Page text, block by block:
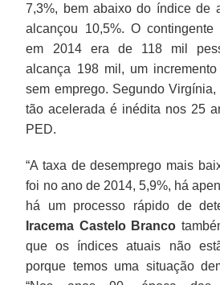
7,3%, bem abaixo do índice de
alcançou 10,5%. O contingente
em 2014 era de 118 mil
alcança 198 mil, um
sem emprego. Segundo
tão acelerada é inédita nos 25
PED.
“A taxa de desemprego mais
foi no ano de 2014, 5,9%, há
há um processo rápido de
Iracema Castelo Branco
que os índices atuais não
porque temos uma situação